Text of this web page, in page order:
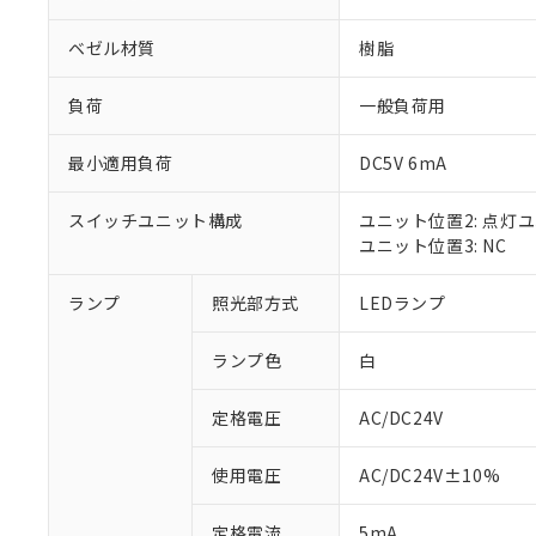
ベゼル材質 樹脂
負荷 一般負荷用
最小適用負荷 DC5V 6mA
スイッチユニット構成
ユニット位置2: 点灯
ユニット位置3: NC
ランプ 照光部方式 LEDランプ
ランプ色 白
定格電圧 AC/DC24V
使用電圧 AC/DC24V±10%
ご利用条件
以下の条件をお読
※1 対応状況
対応予定：EU
対応予定なし：
調査・確認中：
非該当品：ライセ
※1 中国